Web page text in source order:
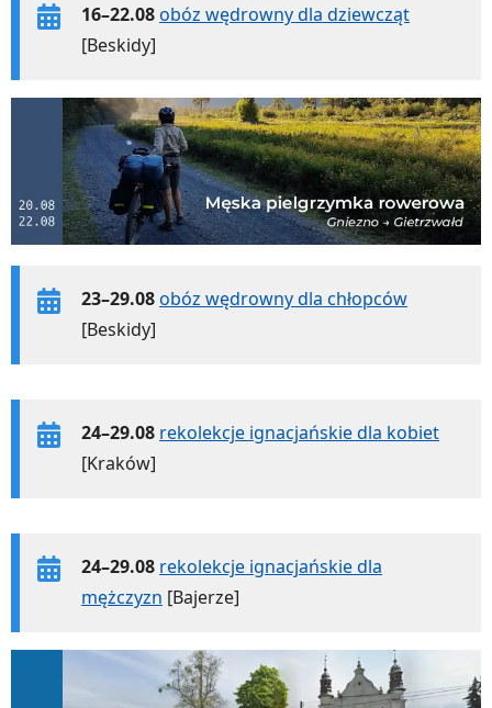
16–22.08obóz wędrowny dla dziewcząt
[Beskidy]
23–29.08obóz wędrowny dla chłopców
[Beskidy]
24–29.08 rekolekcje ignacjańskie dla kobiet
[Kraków]
24–29.08 rekolekcje ignacjańskie dla
mężczyzn [Bajerze]